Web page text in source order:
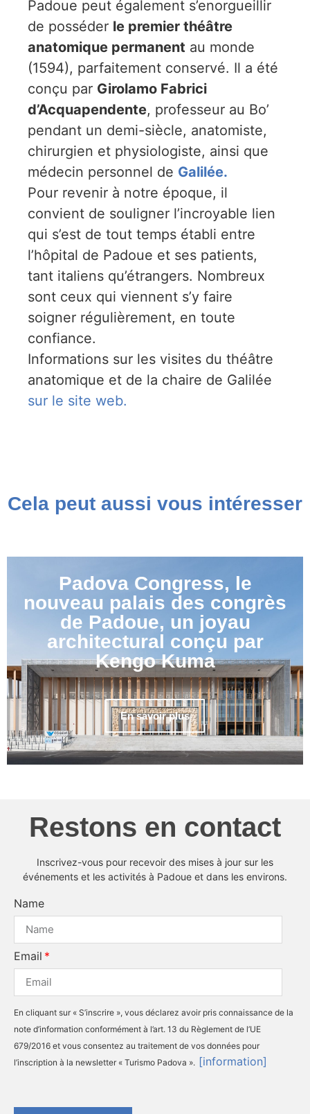
Padoue peut également s’enorgueillir
de posséder le premier théâtre
anatomique permanent au monde
(1594), parfaitement conservé. Il a été
conçu par Girolamo Fabrici
d’Acquapendente, professeur au Bo’
pendant un demi-siècle, anatomiste,
chirurgien et physiologiste, ainsi que
médecin personnel de Galilée.
Pour revenir à notre époque, il
convient de souligner l’incroyable lien
qui s’est de tout temps établi entre
l’hôpital de Padoue et ses patients,
tant italiens qu’étrangers. Nombreux
sont ceux qui viennent s’y faire
soigner régulièrement, en toute
confiance.
Informations sur les visites du théâtre
anatomique et de la chaire de Galilée
sur le site web.
Cela peut aussi vous intéresser
Padova Congress, le
nouveau palais des congrès
de Padoue, un joyau
architectural conçu par
Kengo Kuma
En savoir plus
Restons en contact
Inscrivez-vous pour recevoir des mises à jour sur les
événements et les activités à Padoue et dans les environs.
Name
Email
En cliquant sur « S’inscrire », vous déclarez avoir pris connaissance de la
note d’information conformément à l’art. 13 du Règlement de l’UE
679/2016 et vous consentez au traitement de vos données pour
l’inscription à la newsletter « Turismo Padova ». [information]